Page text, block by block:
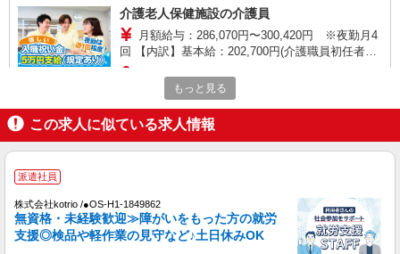
介護老人保健施設の介護員
月額給与：286,070円〜300,420円 ※夜勤月4
回 【内訳】基本給：202,700円(介護職員初任者研
修、実務者研修) 211,200円(介護福
祉士、社会福祉士) 夜勤手当：1業務につき6,500円
介護職員等処遇改善手当：基本給の10％＋14,100
円 処遇改善手当 ①介護福祉士資格を有し当
事業団正規職員の勤務年数に応じて月額28,000
円〜40,000円 ②上記以外は月額23,000円 住
（雇入れ直後）西宮市立介護老人保健施設すこ
やかケア西宮 （定員：100名（短期入所含
む）） 兵庫県西宮市林田町7-17 （変更の範囲）
法人の定める事業所
キープ
正社員
社会福祉法人西宮市社会福祉事業団 名神あけぼの園
支援員
月額給与：260,070円〜274,420円 【内訳】基
本給：202,700円(介護職員初任者研修､実務者研
もっと見る
この求人に似ている求人情報
派遣社員
株式会社kotrio /●OS-H1-1849862
無資格・未経験歓迎≫障がいをもった方の就労
支援◎検品や軽作業の見守など♪土日休みOK